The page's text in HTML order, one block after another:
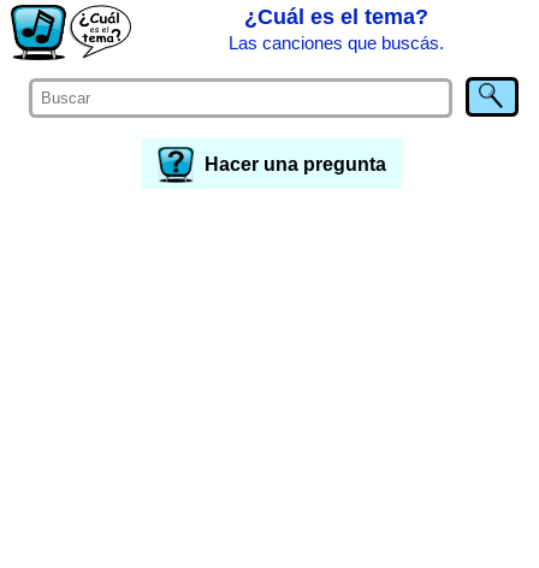
¿Cuál es el tema?
Las canciones que buscás.
Hacer una pregunta